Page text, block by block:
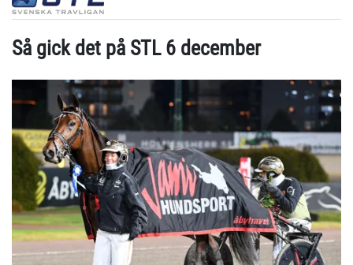
Så gick det på STL 6 december